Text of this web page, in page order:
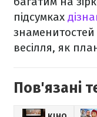
підсумках
знаменитостей
весілля, як
Пов'язані